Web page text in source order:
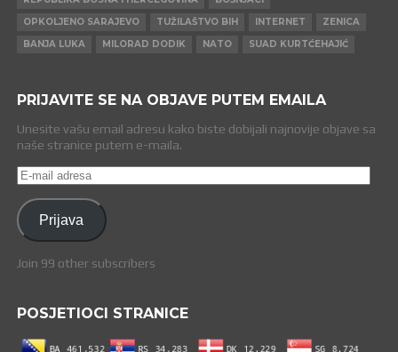
OPKOLJENO SARAJEVO
TUŽILAŠTVO BIH INTERNET
ZENICA
BANJA LUKA
MILORAD DODIK NATO SUAD KURTĆEHAJIĆ
PRIJAVITE SE NA OBJAVE PUTEM EMAILA
Unesite vašu email adresu kako biste dobijali najnovije objave sa
naše stranice putem e-maila.
E-
mail
adresa
Prijava
Join 99 other subscribers
POSJETIOCI STRANICE